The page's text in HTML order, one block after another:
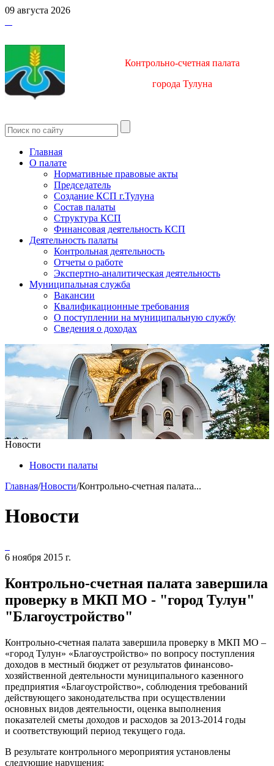
09 августа 2026
Контрольно-счетная палата
города Тулуна
Главная
О палате
Нормативные правовые акты
Председатель
Создание КСП г.Тулуна
Состав палаты
Структура КСП
Финансовая деятельность КСП
Деятельность палаты
Контрольная деятельность
Отчеты о работе
Экспертно-аналитическая деятельность
Муниципальная служба
Вакансии
Квалификационные требования
О поступлении на муниципальную службу
Сведения о доходах
Новости
Новости палаты
Главная/Новости/Контрольно-счетная палата...
Новости
6 ноября 2015 г.
Контрольно-счетная палата завершила
проверку в МКП МО - "город Тулун"
"Благоустройство"
Контрольно-счетная палата завершила проверку в МКП МО –
«город Тулун» «Благоустройство» по вопросу поступления
доходов в местный бюджет от результатов финансово-
хозяйственной деятельности муниципального казенного
предприятия «Благоустройство», соблюдения требований
действующего законодательства при осуществлении
основных видов деятельности, оценка выполнения
показателей сметы доходов и расходов за 2013-2014 годы
и соответствующий период текущего года.
В результате контрольного мероприятия установлены
следующие нарушения: